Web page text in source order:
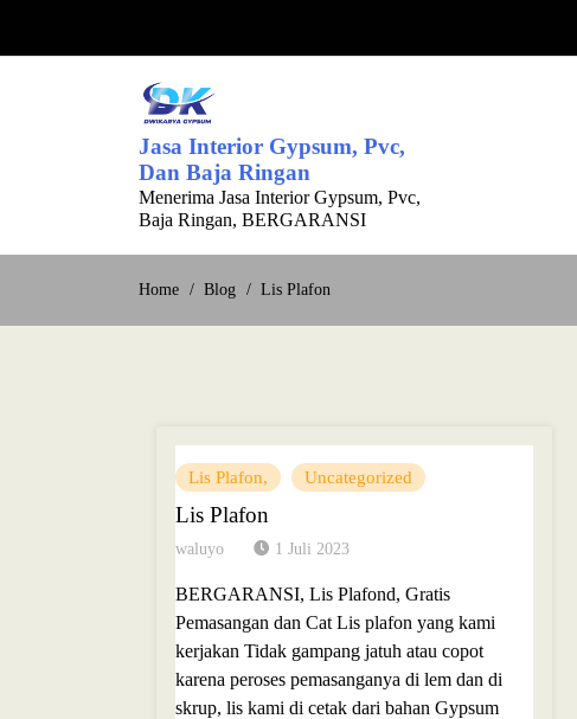
Jasa Interior Gypsum, Pvc,
Dan Baja Ringan
Menerima Jasa Interior Gypsum, Pvc,
Baja Ringan, BERGARANSI
Home Blog Lis Plafon
Lis Plafon Uncategorized
Lis Plafon
waluyo 1 Juli 2023
BERGARANSI, Lis Plafond, Gratis
Pemasangan dan Cat Lis plafon yang kami
kerjakan Tidak gampang jatuh atau copot
karena peroses pemasanganya di lem dan di
skrup, lis kami di cetak dari bahan Gypsum